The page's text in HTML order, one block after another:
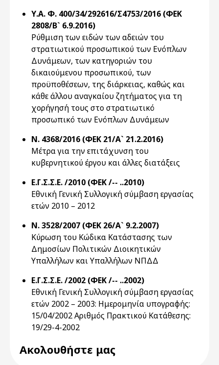
Υ.Α. Φ. 400/34/292616/Σ4753/2016 (ΦΕΚ
2808/Β` 6.9.2016)
Ρύθμιση των ειδών των αδειών του
στρατιωτικού προσωπικού των Ενόπλων
Δυνάμεων, των κατηγοριών του
δικαιούμενου προσωπικού, των
προϋποθέσεων, της διάρκειας, καθώς και
κάθε άλλου αναγκαίου ζητήματος για τη
χορήγησή τους στο στρατιωτικό
προσωπικό των Ενόπλων Δυνάμεων
Ν. 4368/2016 (ΦΕΚ 21/Α` 21.2.2016)
Μέτρα για την επιτάχυνση του
κυβερνητικού έργου και άλλες διατάξεις
Ε.Γ.Σ.Σ.Ε. /2010 (ΦΕΚ /-- ..2010)
Εθνική Γενική Συλλογική σύμβαση εργασίας
ετών 2010 – 2012
Ν. 3528/2007 (ΦΕΚ 26/Α` 9.2.2007)
Κύρωση του Κώδικα Κατάστασης των
Δημοσίων Πολιτικών Διοικητικών
Υπαλλήλων και Υπαλλήλων ΝΠΔΔ
Ε.Γ.Σ.Σ.Ε. /2002 (ΦΕΚ /-- ..2002)
Εθνική Γενική Συλλογική σύμβαση εργασίας
ετών 2002 – 2003: Ημερομηνία υπογραφής:
15/04/2002 Αριθμός Πρακτικού Κατάθεσης:
19/29-4-2002
Ακολουθήστε μας